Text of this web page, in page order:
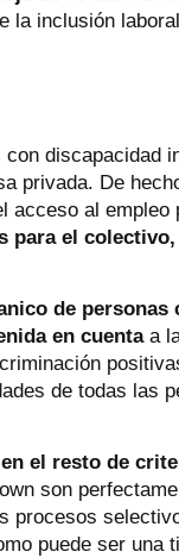
la inclusión
discapacidad
privada. De
acceso al
para el
de
en cuentaa
de todas las
el resto de
son
procesos
puede ser una